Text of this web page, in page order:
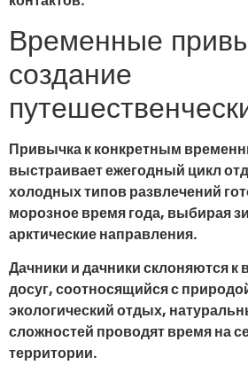
Временные
создание
Привычка к конкретным
выстраивает ежегодный цикл
холодных типов развлечений
морозное время года, выбирая
арктические направления.
Дачники и дачники склоняются к
досуг, соотносящийся с
экологический отдых,
сложностей проводят время на
территории.